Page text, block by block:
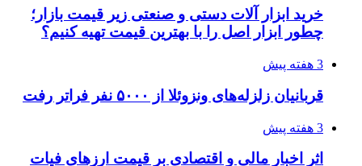
4 هفته پیش
از کجا تجهیزات ترافیکی باکیفیت بخریم؟ راهنمای
انتخاب بهترین فروشنده
ساقط شدن ۴۸۳۰ پهپاد اوکراینی با آتش پدافند